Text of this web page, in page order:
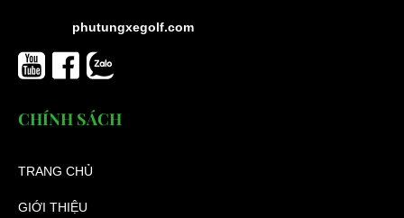
phutungxegolf.com
CHÍNH SÁCH
TRANG CHỦ
GIỚI THIỆU